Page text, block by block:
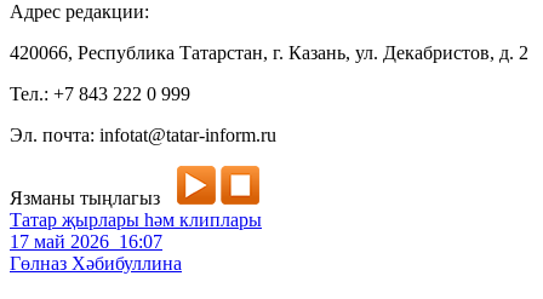
Адрес редакции:
420066, Республика Татарстан, г. Казань, ул. Декабристов, д. 2
Тел.: +7 843 222 0 999
Эл. почта: infotat@tatar-inform.ru
Язманы тыңлагыз
Татар җырлары һәм клиплары
17 май 2026 16:07
Гөлназ Хәбибуллина